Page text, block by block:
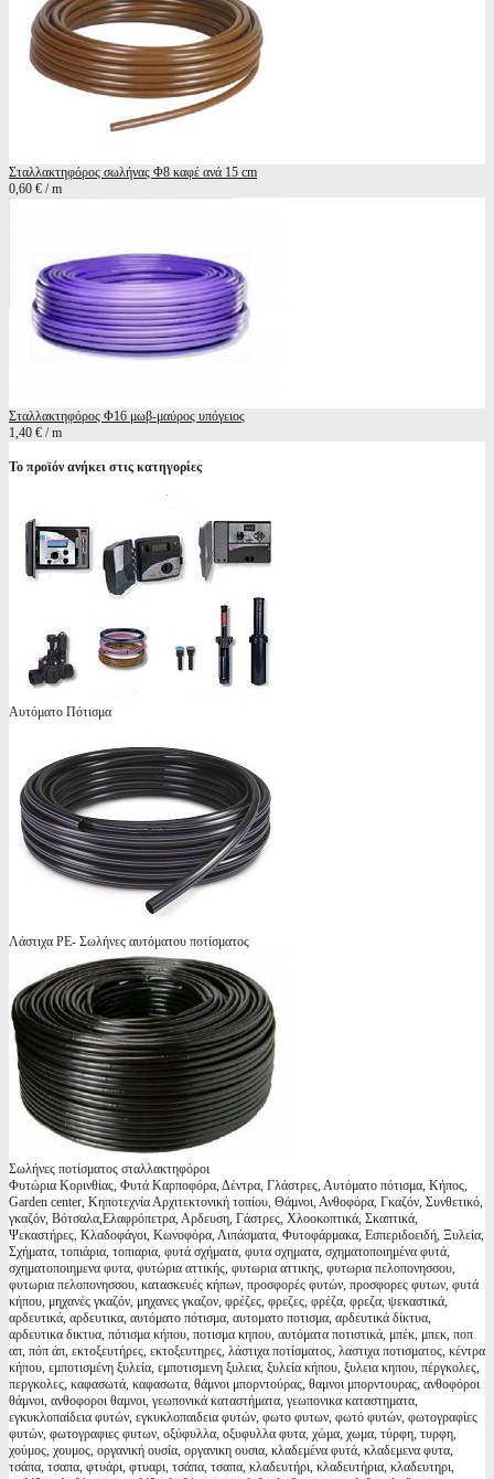
Σταλλακτηφόρος σωλήνας Φ8 καφέ ανά 15 cm
0,60 € / m
Σταλλακτηφόρος Φ16 μωβ-μαύρος υπόγειος
1,40 € / m
Το προϊόν ανήκει στις κατηγορίες
Αυτόματο Πότισμα
Λάστιχα PE- Σωλήνες αυτόματου ποτίσματος
Σωλήνες ποτίσματος σταλλακτηφόροι
Φυτώρια Κορινθίας, Φυτά Καρποφόρα, Δέντρα, Γλάστρες, Αυτόματο πότισμα, Κήπος,
Garden center, Κηποτεχνία Αρχιτεκτονική τοπίου, Θάμνοι, Ανθοφόρα, Γκαζόν, Συνθετικό,
γκαζόν, Βότσαλα,Ελαφρόπετρα, Αρδευση, Γάστρες, Χλοοκοπτικά, Σκαπτικά,
Ψεκαστήρες, Κλαδοφάγοι, Κωνοφόρα, Λιπάσματα, Φυτοφάρμακα, Εσπεριδοειδή, Ξυλεία,
Σχήματα, τοπιάρια, τοπιαρια, φυτά σχήματα, φυτα σχηματα, σχηματοποιημένα φυτά,
σχηματοποιημενα φυτα, φυτώρια αττικής, φυτωρια αττικης, φυτωρια πελοπονησσου,
φυτωρια πελοπονησσου, κατασκευές κήπων, προσφορές φυτών, προσφορες φυτων, φυτά
κήπου, μηχανές γκαζόν, μηχανες γκαζον, φρέζες, φρεζες, φρέζα, φρεζα, ψεκαστικά,
αρδευτικά, αρδευτικα, αυτόματο πότισμα, αυτοματο ποτισμα, αρδευτικά δίκτυα,
αρδευτικα δικτυα, πότισμα κήπου, ποτισμα κηπου, αυτόματα ποτιστικά, μπέκ, μπεκ, ποπ
απ, πόπ άπ, εκτοξευτήρες, εκτοξευτηρες, λάστιχα ποτίσματος, λαστιχα ποτισματος, κέντρα
κήπου, εμποτισμένη ξυλεία, εμποτισμενη ξυλεια, ξυλεία κήπου, ξυλεια κηπου, πέργκολες,
περγκολες, καφασωτά, καφασωτα, θάμνοι μπορντούρας, θαμνοι μπορντουρας, ανθοφόροι
θάμνοι, ανθοφοροι θαμνοι, γεωπονικά καταστήματα, γεωπονικα καταστηματα,
εγκυκλοπαίδεια φυτών, εγκυκλοπαιδεια φυτών, φωτο φυτων, φωτό φυτών, φωτογραφίες
φυτών, φωτογραφιες φυτων, οξύφυλλα, οξυφυλλα φυτα, χώμα, χωμα, τύρφη, τυρφη,
χούμος, χουμος, οργανική ουσία, οργανικη ουσια, κλαδεμένα φυτά, κλαδεμενα φυτα,
τσάπα, τσαπα, φτυάρι, φτυαρι, τσάπα, τσαπα, κλαδευτήρι, κλαδευτήρια, κλαδευτηρι,